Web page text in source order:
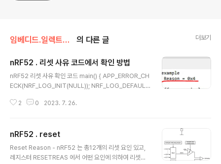
임베디드.일렉트로닉스/nRF52 의 다른 글 더보기
nRF52 . 리셋 사유 코드에서 확인 방법
nRF52 리셋 사유 확인 코드 main() { APP_ERROR_CH
ECK(NRF_LOG_INIT(NULL)); NRF_LOG_DEFAULT
= NRF_POWER->RESETREAS; NRF_LOG_INFO
SETREAS; // a field is cleared by writing 1. .. // so
ftdevice 활성화 전에 상기 실행해야함. while() { ... } }
상기 코드에서 NRF_POWER->RESETREAS = NRF_P
2 0 2023. 7. 26.
nRF52 . reset
Reset Reason - nRF52 는 총12개의 리셋 요인 있고,
레지스터 RESETREAS 에서 어떤 요인에 의하여 리셋되